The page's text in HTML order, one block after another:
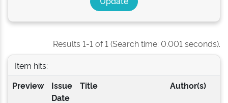
Results 1-1 of 1 (Search time: 0.001 seconds).
Item hits:
Preview
Issue
Date
Title Author(s)